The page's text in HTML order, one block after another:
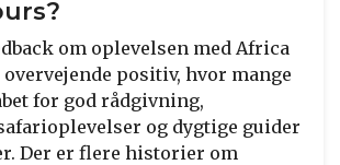
om oplevelsen med Africa
positiv, hvor mange
for god rådgivning,
og dygtige guider
Der er flere historier om